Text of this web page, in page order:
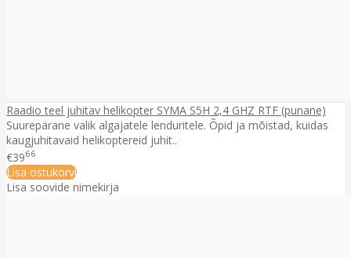
Raadio teel juhitav helikopter SYMA S5H 2,4 GHZ RTF (punane)
Suurepärane valik algajatele lenduritele. Õpid ja mõistad, kuidas
kaugjuhitavaid helikoptereid juhit..
€3966
Lisa ostukorvi
Lisa soovide nimekirja